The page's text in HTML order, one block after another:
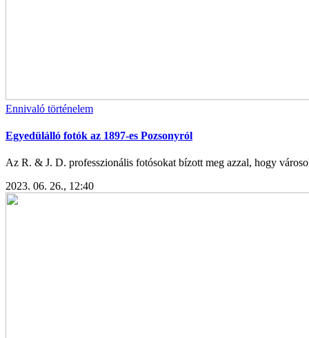
Ennivaló történelem
Egyedülálló fotók az 1897-es Pozsonyról
Az R. & J. D. professzionális fotósokat bízott meg azzal, hogy
2023. 06. 26., 12:40